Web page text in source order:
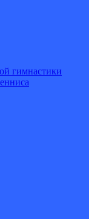
гимнастики